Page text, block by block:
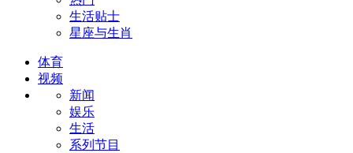
生活贴士
星座与生肖
体育
视频
新闻
娱乐
生活
系列节目